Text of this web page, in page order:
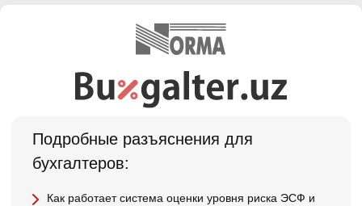
Подробные разъяснения для
бухгалтеров:
Как работает система оценки уровня риска ЭСФ и